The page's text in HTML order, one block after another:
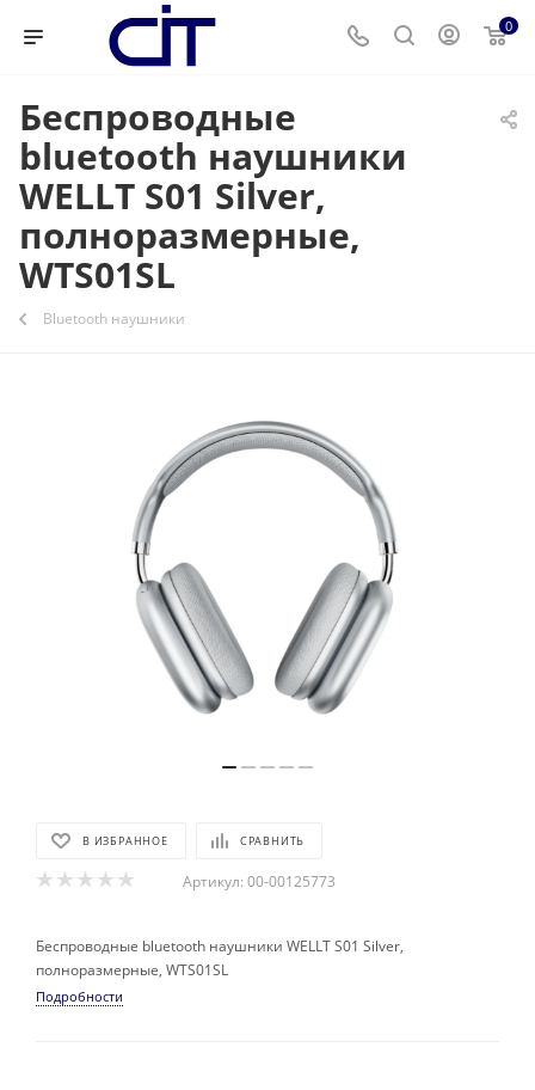
0
Беспроводные
bluetooth наушники
WELLT S01 Silver,
полноразмерные,
WTS01SL
Bluetooth наушники
В ИЗБРАННОЕ СРАВНИТЬ
Артикул: 00-00125773
Беспроводные bluetooth наушники WELLT S01 Silver,
полноразмерные, WTS01SL
Подробности